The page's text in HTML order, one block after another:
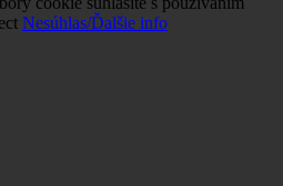
Nesúhlas/Ďalšie info